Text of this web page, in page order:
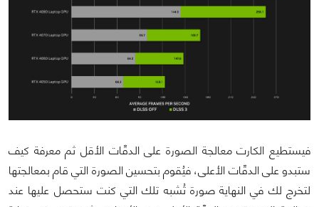
فيستطيع الكارت معالجة الصورة على الدقّات الأقل ثم معرفة كيف
ستبدو على الدقّات الأعلى، فيُقوم بتحسين الصورة التي قام بمعالجتها
لتخرج لك في النهاية صورة تُشبه تلك التي كنت ستحصل عليها عند